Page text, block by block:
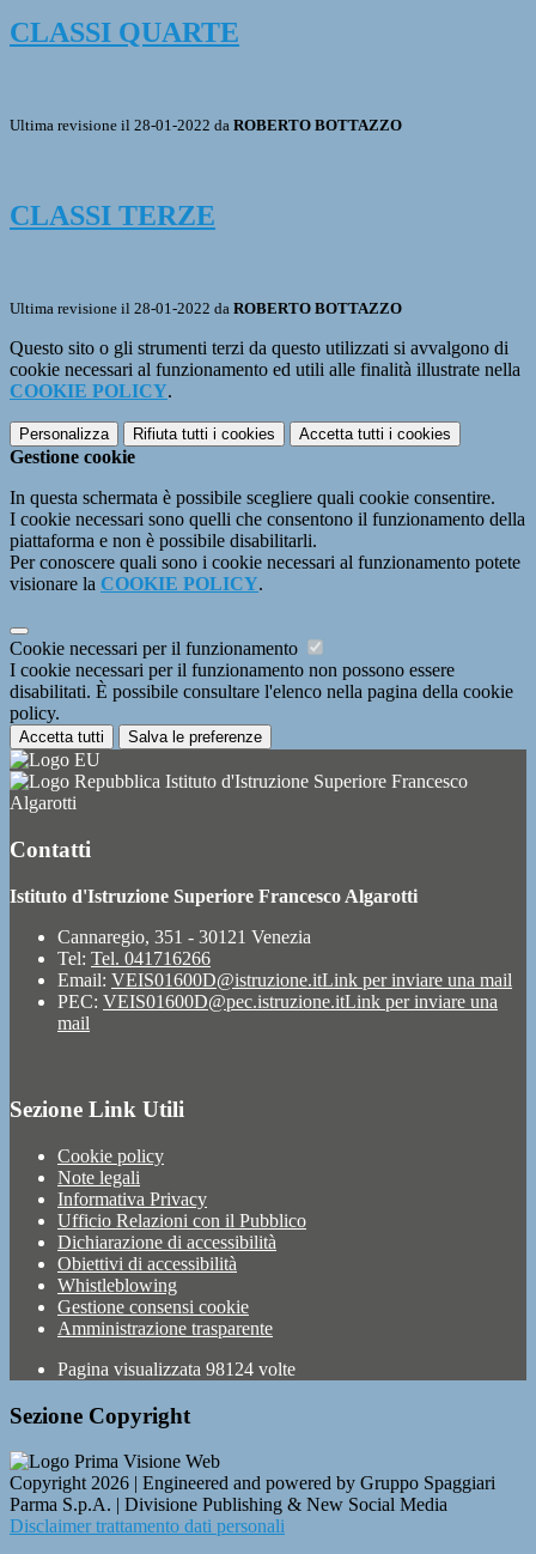
CLASSI QUARTE
Ultima revisione il 28-01-2022 da ROBERTO BOTTAZZO
CLASSI TERZE
Ultima revisione il 28-01-2022 da ROBERTO BOTTAZZO
Questo sito o gli strumenti terzi da questo utilizzati si avvalgono di
cookie necessari al funzionamento ed utili alle finalità illustrate nella
COOKIE POLICY.
Personalizza Rifiuta tutti i cookies Accetta tutti i cookies
Gestione cookie
In questa schermata è possibile scegliere quali cookie consentire.
I cookie necessari sono quelli che consentono il funzionamento della
piattaforma e non è possibile disabilitarli.
Per conoscere quali sono i cookie necessari al funzionamento potete
visionare la COOKIE POLICY.
Cookie necessari per il funzionamento
I cookie necessari per il funzionamento non possono essere
disabilitati. È possibile consultare l'elenco nella pagina della cookie
policy.
Accetta tutti Salva le preferenze
Istituto d'Istruzione Superiore Francesco
Algarotti
Contatti
Istituto d'Istruzione Superiore Francesco Algarotti
Cannaregio, 351 - 30121 Venezia
Tel: Tel. 041716266
Email: VEIS01600D@istruzione.itLink per inviare una mail
PEC: VEIS01600D@pec.istruzione.itLink per inviare una
mail
Sezione Link Utili
Cookie policy
Note legali
Informativa Privacy
Ufficio Relazioni con il Pubblico
Dichiarazione di accessibilità
Obiettivi di accessibilità
Whistleblowing
Gestione consensi cookie
Amministrazione trasparente
Pagina visualizzata 98124 volte
Sezione Copyright
Copyright 2026 | Engineered and powered by Gruppo Spaggiari
Parma S.p.A. | Divisione Publishing & New Social Media
Disclaimer trattamento dati personali